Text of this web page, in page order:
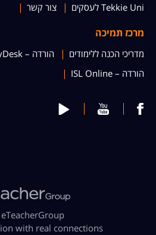
Tekkie Uni לעסקים
צור קשר
מרכז תמיכה
מדריכי הכנה ללימודים
הורדה – AnyDesk
הורדה – ISL Online
מבית eTeacherGroup
with real connections